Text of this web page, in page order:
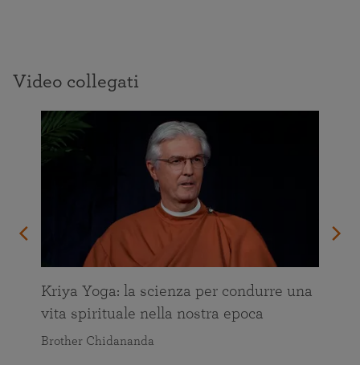
Video collegati
Kriya Yoga: la scienza per condurre una
vita spirituale nella nostra epoca
Brother Chidananda